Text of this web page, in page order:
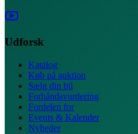
Udforsk
Katalog
Køb på auktion
Sælg din bil
Forhåndsvurdering
Fordelen for
Events & Kalender
Nyheder